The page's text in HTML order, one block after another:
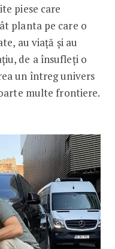
piese care
planta pe care o
au viață și au
de a însufleți o
un întreg univers
multe frontiere.